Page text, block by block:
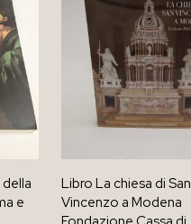
e
Libro La chiesa di San
Vincenzo a Modena